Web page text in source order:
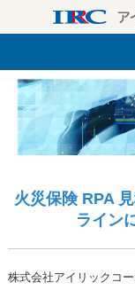
火災保険 RPA
ライン
株式会社アイリックコ